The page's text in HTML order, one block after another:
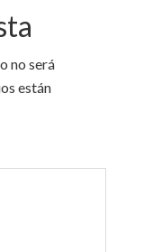
no será
están